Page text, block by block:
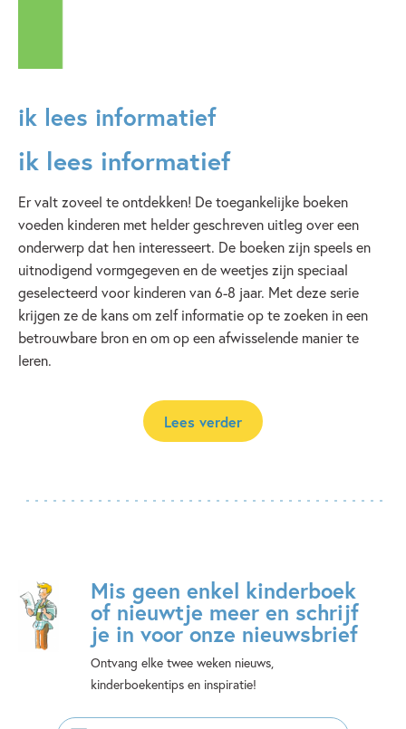
ik lees informatief
ik lees informatief
Er valt zoveel te ontdekken! De toegankelijke boeken
voeden kinderen met helder geschreven uitleg over een
onderwerp dat hen interesseert. De boeken zijn speels en
uitnodigend vormgegeven en de weetjes zijn speciaal
geselecteerd voor kinderen van 6-8 jaar. Met deze serie
krijgen ze de kans om zelf informatie op te zoeken in een
betrouwbare bron en om op een afwisselende manier te
leren.
Lees verder
Mis geen enkel kinderboek
of nieuwtje meer en schrijf
je in voor onze nieuwsbrief
Ontvang elke twee weken nieuws,
kinderboekentips en inspiratie!
E-